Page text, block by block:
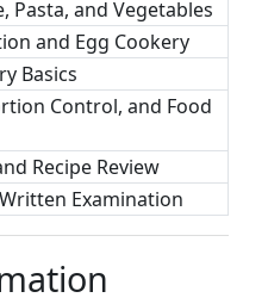
Pasta, and Vegetables
and Egg Cookery
Basics
Control, and Food
Recipe Review
Examination